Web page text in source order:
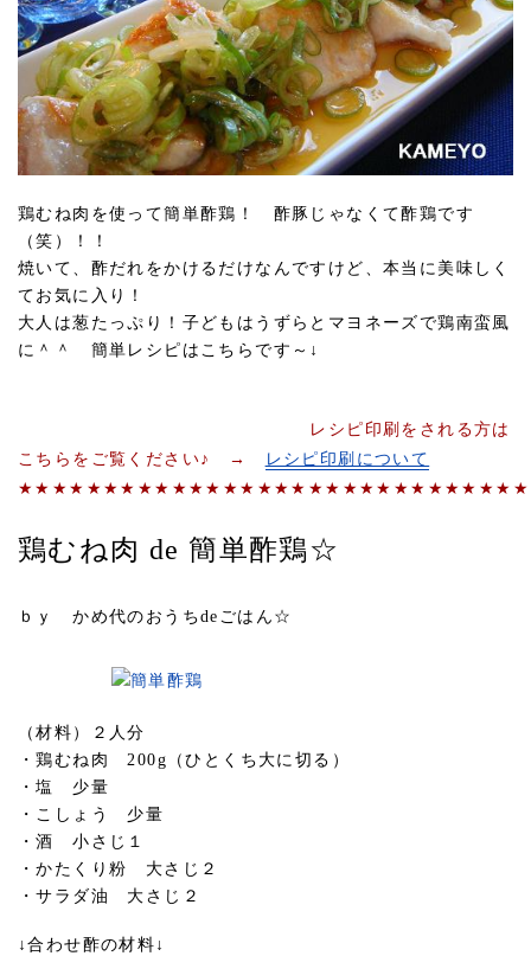
鶏むね肉を使って簡単酢鶏！ 酢豚じゃなくて酢鶏です
（笑）！！
焼いて、酢だれをかけるだけなんですけど、本当に美味しく
てお気に入り！
大人は葱たっぷり！子どもはうずらとマヨネーズで鶏南蛮風
に＾＾ 簡単レシピはこちらです～↓
レシピ印刷をされる方は
こちらをご覧ください♪ →
レシピ印刷について
鶏むね肉 de 簡単酢鶏☆
ｂｙ かめ代のおうちdeごはん☆
（材料）２人分
・鶏むね肉 200g（ひとくち大に切る）
・塩 少量
・こしょう 少量
・酒 小さじ１
・かたくり粉 大さじ２
・サラダ油 大さじ２
↓合わせ酢の材料↓